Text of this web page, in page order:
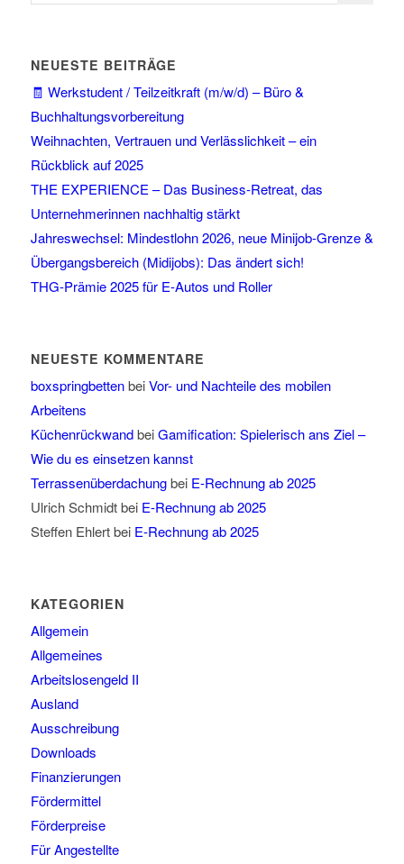
NEUESTE BEITRÄGE
🧾 Werkstudent / Teilzeitkraft (m/w/d) – Büro &
Buchhaltungsvorbereitung
Weihnachten, Vertrauen und Verlässlichkeit – ein
Rückblick auf 2025
THE EXPERIENCE – Das Business-Retreat, das
Unternehmerinnen nachhaltig stärkt
Jahreswechsel: Mindestlohn 2026, neue Minijob-Grenze &
Übergangsbereich (Midijobs): Das ändert sich!
THG-Prämie 2025 für E-Autos und Roller
NEUESTE KOMMENTARE
boxspringbettenbeiVor- und Nachteile des mobilen
Arbeitens
KüchenrückwandbeiGamification: Spielerisch ans Ziel –
Wie du es einsetzen kannst
Terrassenüberdachungbei E-Rechnung ab 2025
Ulrich Schmidtbei E-Rechnung ab 2025
Steffen Ehlertbei E-Rechnung ab 2025
KATEGORIEN
Allgemein
Allgemeines
Arbeitslosengeld II
Ausland
Ausschreibung
Downloads
Finanzierungen
Fördermittel
Förderpreise
Für Angestellte